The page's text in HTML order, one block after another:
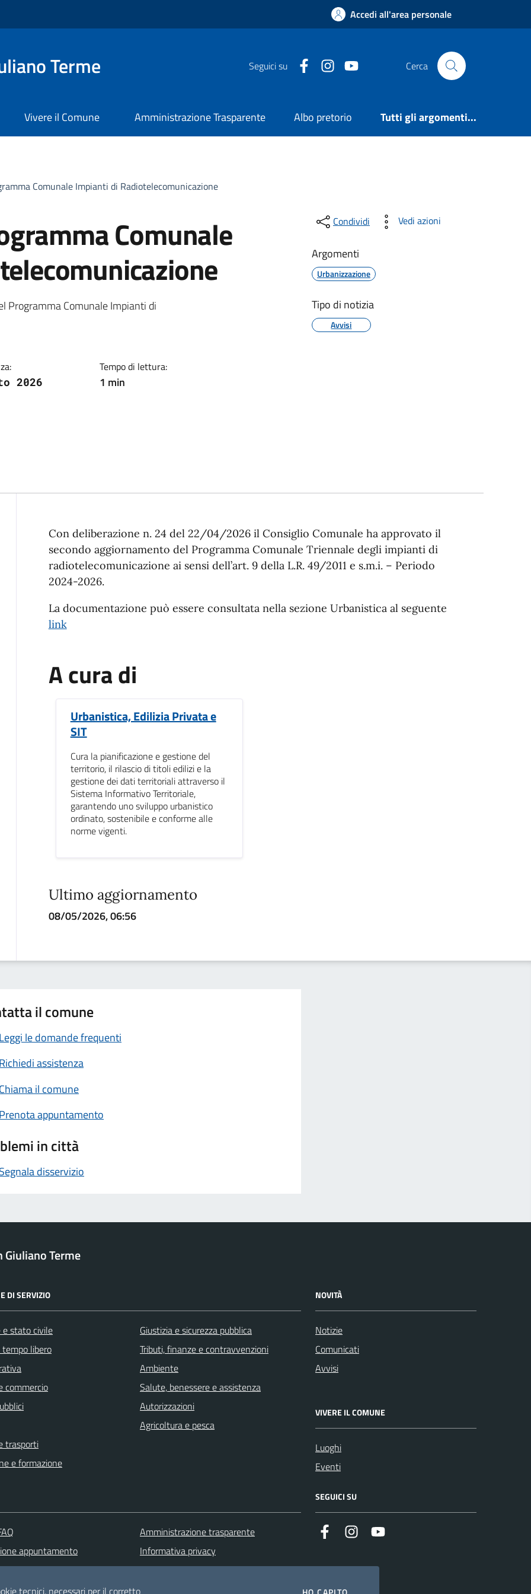
Accedi all'area personale
Terme Seguici su FacebookInstagramYouTube Cerca
Vivere il Comune Amministrazione Trasparente Albo pretorio Tutti gli argomenti...
Comunale Impianti di Radiotelecomunicazione
Comunale
Programma Comunale Impianti di
2026
Tempo di lettura:
1 min
Condividi Vedi azioni
Argomenti
Urbanizzazione
Tipo di notizia
Avvisi
Descrizione
Con deliberazione n. 24 del 22/04/2026 il Consiglio Comunale ha approvato il
secondo aggiornamento del Programma Comunale Triennale degli impianti di
radiotelecomunicazione ai sensi dell’art. 9 della L.R. 49/2011 e s.m.i. – Periodo
2024-2026.
La documentazione può essere consultata nella sezione Urbanistica al seguente
link
A cura di
Urbanistica, Edilizia Privata e
SIT
Cura la pianificazione e gestione del
territorio, il rilascio di titoli edilizi e la
gestione dei dati territoriali attraverso il
Sistema Informativo Territoriale,
garantendo uno sviluppo urbanistico
ordinato, sostenibile e conforme alle
norme vigenti.
Ultimo aggiornamento
08/05/2026, 06:56
il comune
le domande frequenti
assistenza
il comune
appuntamento
in città
disservizio
Giuliano Terme
DI SERVIZIO
e stato civile
libero
commercio
trasporti
e formazione
Giustizia e sicurezza pubblica
Tributi, finanze e contravvenzioni
Ambiente
Salute, benessere e assistenza
Autorizzazioni
Agricoltura e pesca
NOVITÀ
Notizie
Comunicati
Avvisi
VIVERE IL COMUNE
Luoghi
Eventi
appuntamento
disservizio
Amministrazione trasparente
Informativa privacy
Note legali
Dichiarazione di accessibilità
SEGUICI SU
Facebook InstagramYouTube
tecnici, necessari per il corretto